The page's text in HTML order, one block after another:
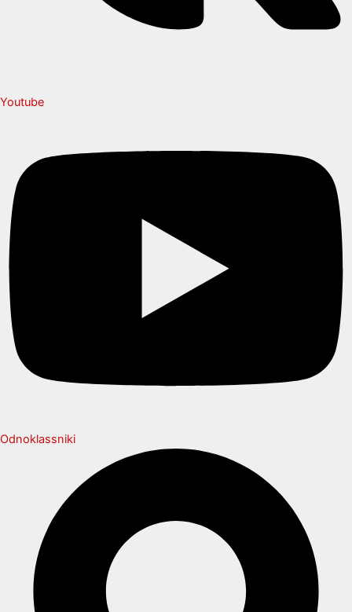
Youtube
Odnoklassniki